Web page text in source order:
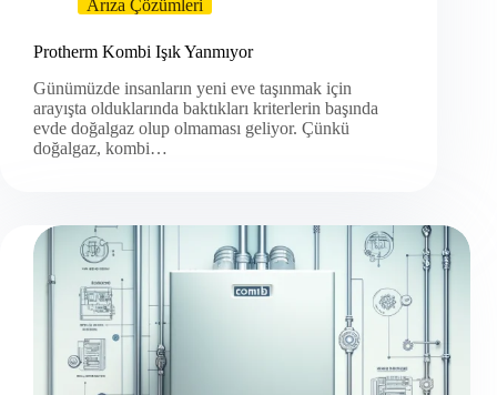
Arıza Çözümleri
Protherm Kombi Işık Yanmıyor
Günümüzde insanların yeni eve taşınmak için
arayışta olduklarında baktıkları kriterlerin başında
evde doğalgaz olup olmaması geliyor. Çünkü
doğalgaz, kombi…